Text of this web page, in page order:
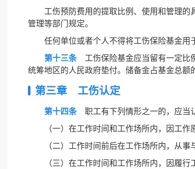
工伤预防费用的提取比例、使用和管理
管理等部门规定。
任何单位或者个人不得将工伤保险基金用
第十三条工伤保险基金应当留有一定比
统筹地区的人民政府垫付。储备金占基金总额
第三章 工伤认定
第十四条职工有下列情形之一的，应当
（一）在工作时间和工作场所内，因工作
（二）工作时间前后在工作场所内，从
（三）在工作时间和工作场所内，因履行